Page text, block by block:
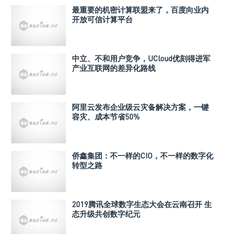
最重要的机密计算联盟来了，百度向业内
开放可信计算平台
中立、不和用户竞争，UCloud优刻得进军
产业互联网的差异化路线
阿里云发布企业级云灾备解决方案，一键
容灾、成本节省50%
侨鑫集团：不一样的CIO，不一样的数字化
转型之路
2019腾讯全球数字生态大会在云南召开 生
态升级共创数字纪元